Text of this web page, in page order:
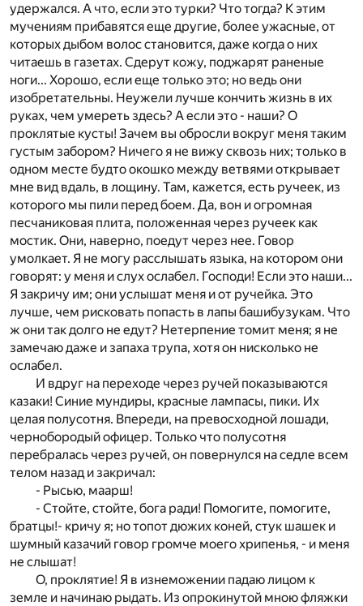
удержался. А что, если это турки? Что тогда? К этим
мучениям прибавятся еще другие, более ужасные, от
которых дыбом волос становится, даже когда о них
читаешь в газетах. Сдерут кожу, поджарят раненые
ноги... Хорошо, если еще только это; но ведь они
изобретательны. Неужели лучше кончить жизнь в их
руках, чем умереть здесь? А если это - наши? О
проклятые кусты! Зачем вы обросли вокруг меня таким
густым забором? Ничего я не вижу сквозь них; только в
одном месте будто окошко между ветвями открывает
мне вид вдаль, в лощину. Там, кажется, есть ручеек, из
которого мы пили перед боем. Да, вон и огромная
песчаниковая плита, положенная через ручеек как
мостик. Они, наверно, поедут через нее. Говор
умолкает. Я не могу расслышать языка, на котором они
говорят: у меня и слух ослабел. Господи! Если это наши...
Я закричу им; они услышат меня и от ручейка. Это
лучше, чем рисковать попасть в лапы башибузукам. Что
ж они так долго не едут? Нетерпение томит меня; я не
замечаю даже и запаха трупа, хотя он нисколько не
ослабел.
И вдруг на переходе через ручей показываются
казаки! Синие мундиры, красные лампасы, пики. Их
целая полусотня. Впереди, на превосходной лошади,
чернобородый офицер. Только что полусотня
перебралась через ручей, он повернулся на седле всем
телом назад и закричал:
- Рысью, маарш!
- Стойте, стойте, бога ради! Помогите, помогите,
братцы!- кричу я; но топот дюжих коней, стук шашек и
шумный казачий говор громче моего хрипенья, - и меня
не слышат!
О, проклятие! Я в изнеможении падаю лицом к
земле и начинаю рыдать. Из опрокинутой мною фляжки